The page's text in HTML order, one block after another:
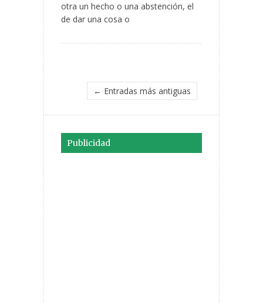
otra un hecho o una abstención, el
de dar una cosa o
← Entradas más antiguas
Publicidad